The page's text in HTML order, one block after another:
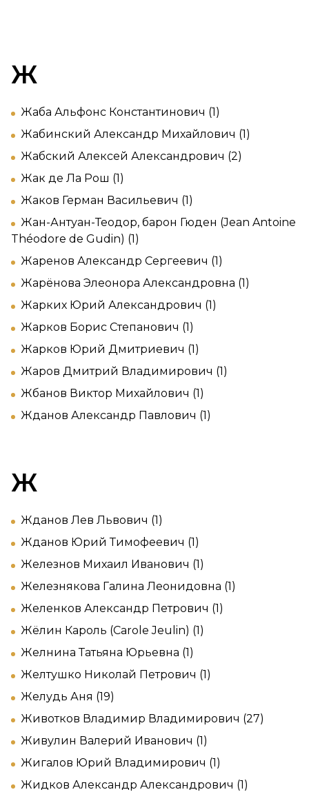
Ж
Жаба Альфонс Константинович (1)
Жабинский Александр Михайлович (1)
Жабский Алексей Александрович (2)
Жак де Ла Рош (1)
Жаков Герман Васильевич (1)
Жан-Антуан-Теодор, барон Гюден (Jean Antoine
Théodore de Gudin) (1)
Жаренов Александр Сергеевич (1)
Жарёнова Элеонора Александровна (1)
Жарких Юрий Александрович (1)
Жарков Борис Степанович (1)
Жарков Юрий Дмитриевич (1)
Жаров Дмитрий Владимирович (1)
Жбанов Виктор Михайлович (1)
Жданов Александр Павлович (1)
Ж
Жданов Лев Львович (1)
Жданов Юрий Тимофеевич (1)
Железнов Михаил Иванович (1)
Железнякова Галина Леонидовна (1)
Желенков Александр Петрович (1)
Жёлин Кароль (Carole Jeulin) (1)
Желнина Татьяна Юрьевна (1)
Желтушко Николай Петрович (1)
Желудь Аня (19)
Животков Владимир Владимирович (27)
Живулин Валерий Иванович (1)
Жигалов Юрий Владимирович (1)
Жидков Александр Александрович (1)